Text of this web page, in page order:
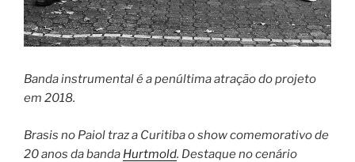
Banda instrumental é a penúltima atração do projeto
em 2018.
Brasis no Paiol traz a Curitiba o show comemorativo de
20 anos da banda Hurtmold. Destaque no cenário